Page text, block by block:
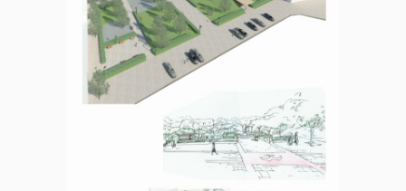
LAURYNO STUOKOS –
GUCEVIČIAUS AIKŠTĖS